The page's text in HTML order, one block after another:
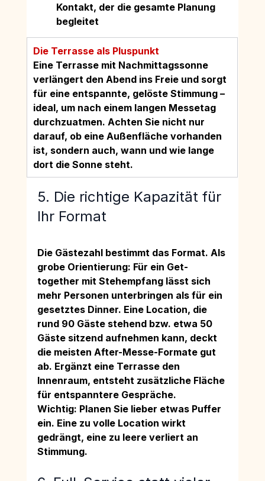
Kontakt, der die gesamte Planung
begleitet
Die Terrasse als Pluspunkt
Eine Terrasse mit Nachmittagssonne
verlängert den Abend ins Freie und sorgt
für eine entspannte, gelöste Stimmung –
ideal, um nach einem langen Messetag
durchzuatmen. Achten Sie nicht nur
darauf, ob eine Außenfläche vorhanden
ist, sondern auch, wann und wie lange
dort die Sonne steht.
5. Die richtige Kapazität für
Ihr Format
Die Gästezahl bestimmt das Format. Als
grobe Orientierung: Für ein Get-
together mit Stehempfang lässt sich
mehr Personen unterbringen als für ein
gesetztes Dinner. Eine Location, die
rund 90 Gäste stehend bzw. etwa 50
Gäste sitzend aufnehmen kann, deckt
die meisten After-Messe-Formate gut
ab. Ergänzt eine Terrasse den
Innenraum, entsteht zusätzliche Fläche
für entspanntere Gespräche.
Wichtig: Planen Sie lieber etwas Puffer
ein. Eine zu volle Location wirkt
gedrängt, eine zu leere verliert an
Stimmung.